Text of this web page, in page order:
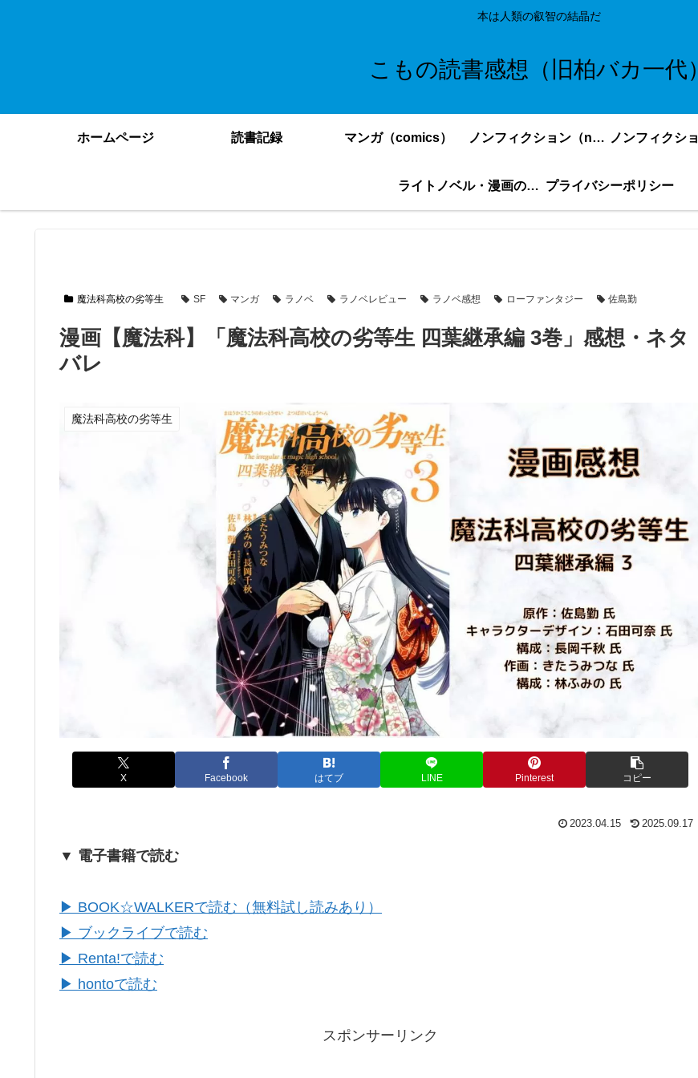
本は人類の叡智の結晶だ
こもの読書感想（旧柏バカ一代）
ホームページ 読書記録 マンガ（comics） ノンフィクション（nonfiction）更新順
ライトノベル・漫画の感想・ネタバレまとめ｜こもの読書感想 プライバシーポリシー
魔法科高校の劣等生 SF マンガ ラノベ ラノベレビュー ラノベ感想 ローファンタジー 佐島勤
漫画【魔法科】「魔法科高校の劣等生 四葉継承編 3巻」感想・ネタ
バレ
魔法科高校の劣等生
X Facebook はてブ LINE Pinterest コピー
2023.04.15 2025.09.17
▼ 電子書籍で読む
▶ BOOK☆WALKERで読む（無料試し読みあり）
▶ ブックライブで読む
▶ Renta!で読む
▶ hontoで読む
スポンサーリンク